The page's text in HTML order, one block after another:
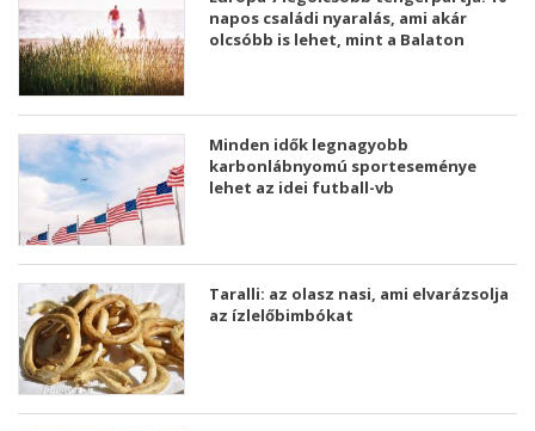
napos családi nyaralás, ami akár
olcsóbb is lehet, mint a Balaton
Minden idők legnagyobb
karbonlábnyomú sporteseménye
lehet az idei futball-vb
Taralli: az olasz nasi, ami elvarázsolja
az ízlelőbimbókat